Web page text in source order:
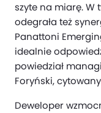
szyte na miarę. W
odegrała też
Panattoni
idealnie
powiedział
Foryński,
Deweloper